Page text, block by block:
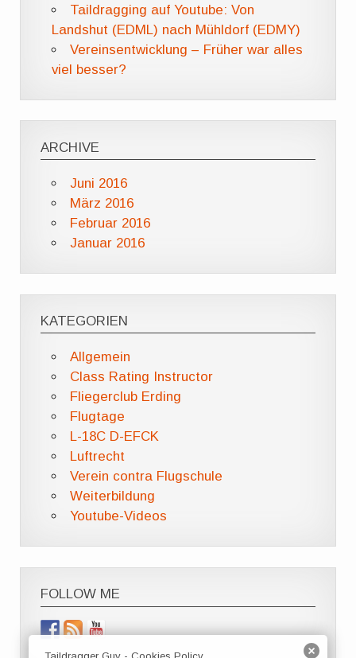
Taildragging auf Youtube: Von
Landshut (EDML) nach Mühldorf (EDMY)
Vereinsentwicklung – Früher war alles
viel besser?
ARCHIVE
Juni 2016
März 2016
Februar 2016
Januar 2016
KATEGORIEN
Allgemein
Class Rating Instructor
Fliegerclub Erding
Flugtage
L-18C D-EFCK
Luftrecht
Verein contra Flugschule
Weiterbildung
Youtube-Videos
FOLLOW ME